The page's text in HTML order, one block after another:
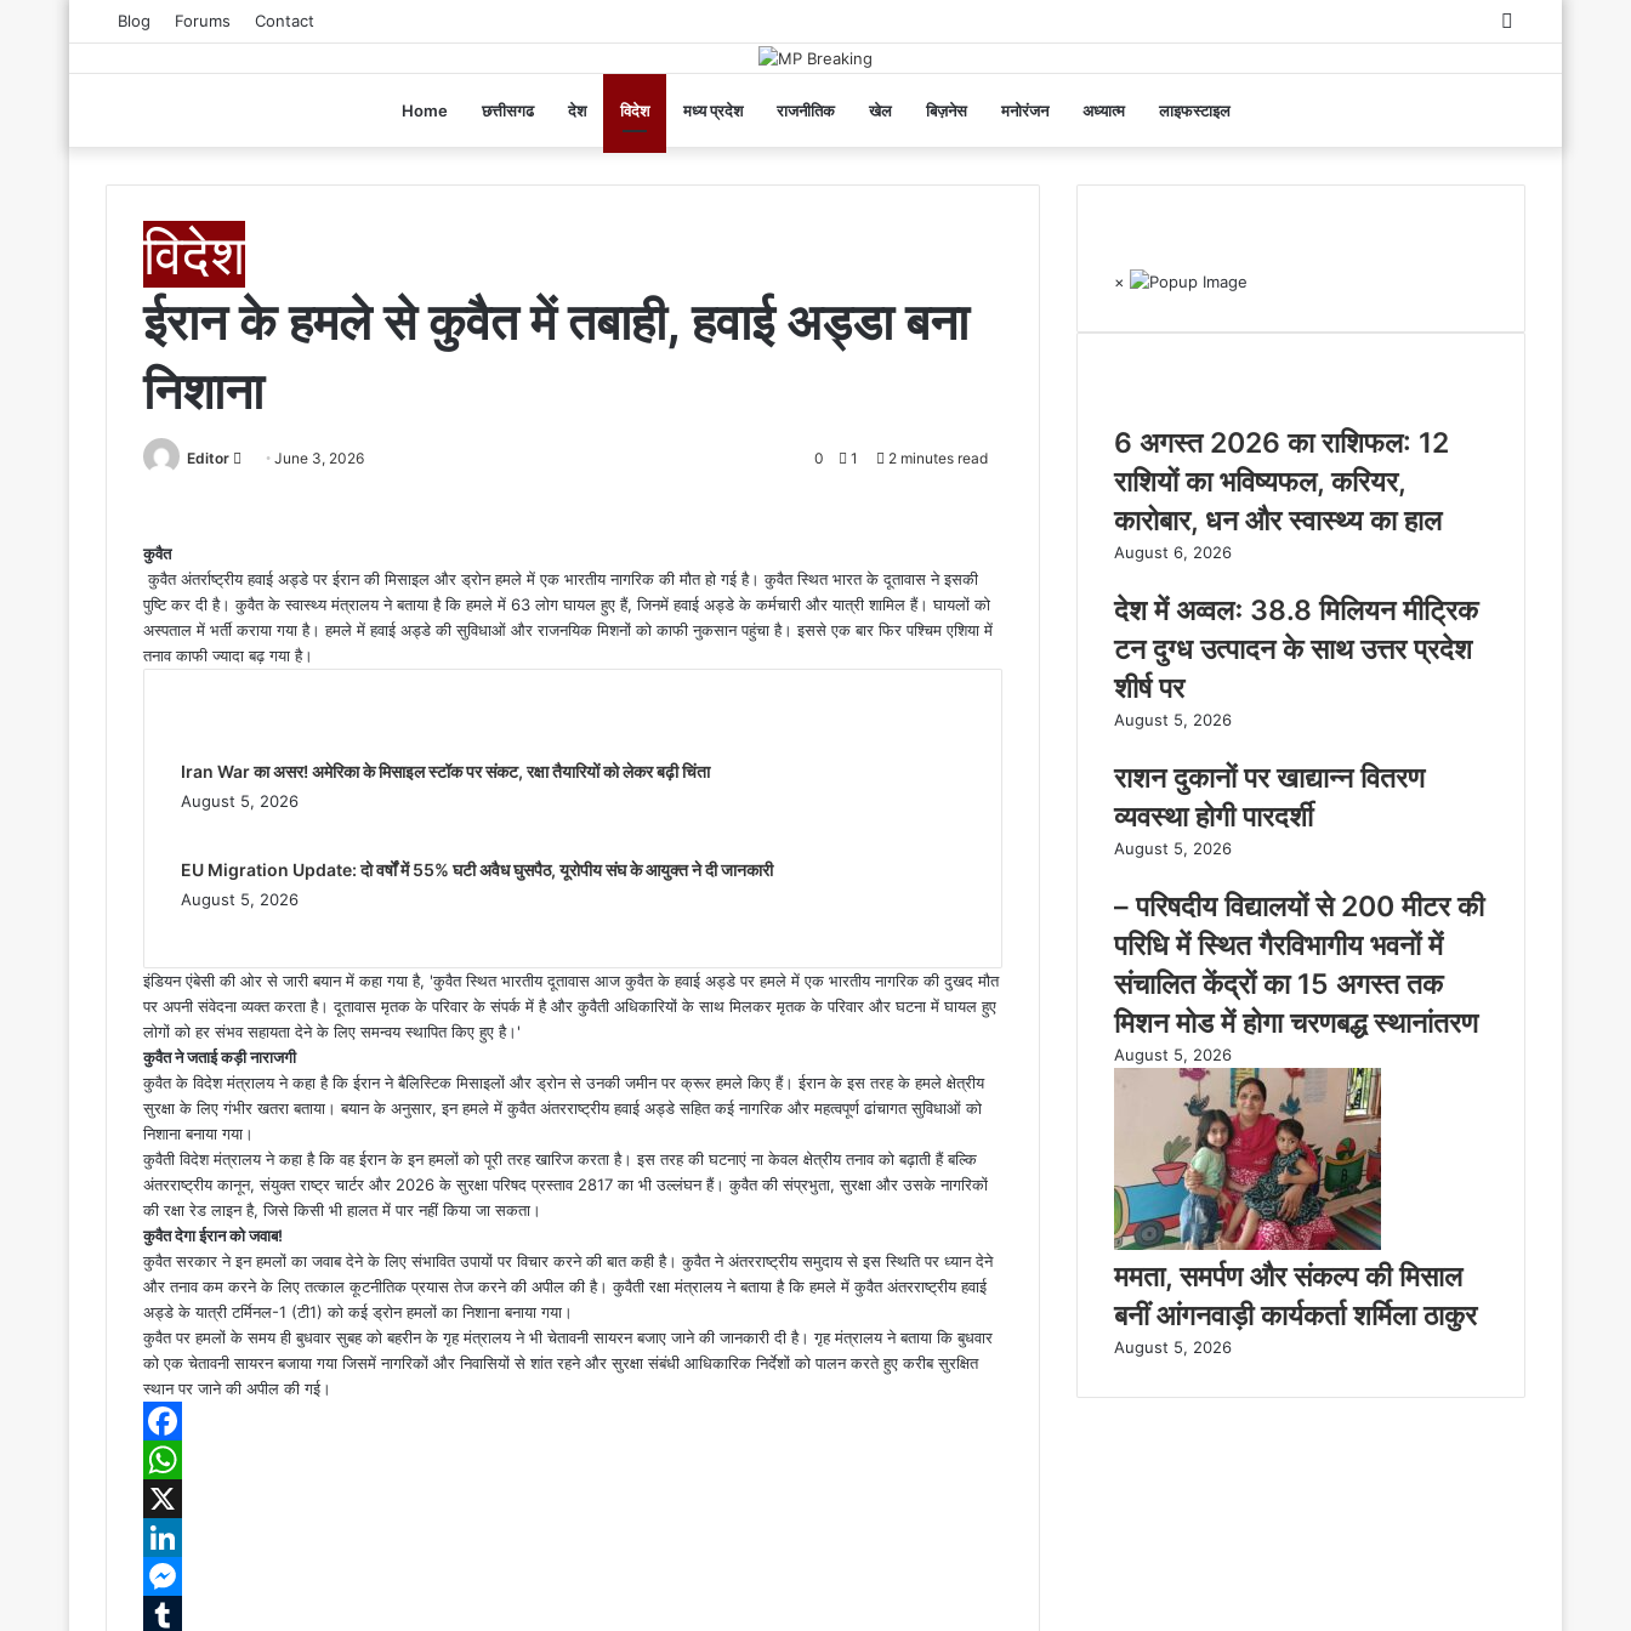
Blog Forums Contact
Home छत्तीसगढ देश विदेश मध्य प्रदेश राजनीतिक खेल बिज़नेस मनोरंजन अध्यात्म लाइफस्टाइल
विदेश
ईरान के हमले से कुवैत में तबाही, हवाई अड्डा बना
निशाना
Editor
a
n
e
m
June 3, 2026 0 1 2 minutes read
कुवैत
कुवैत अंतर्राष्ट्रीय हवाई अड्डे पर ईरान की मिसाइल और ड्रोन हमले में एक भारतीय नागरिक की मौत हो गई है। कुवैत स्थित भारत के दूतावास ने इसकी
पुष्टि कर दी है। कुवैत के स्वास्थ्य मंत्रालय ने बताया है कि हमले में 63 लोग घायल हुए हैं, जिनमें हवाई अड्डे के कर्मचारी और यात्री शामिल हैं। घायलों को
अस्पताल में भर्ती कराया गया है। हमले में हवाई अड्डे की सुविधाओं और राजनयिक मिशनों को काफी नुकसान पहुंचा है। इससे एक बार फिर पश्चिम एशिया में
तनाव काफी ज्यादा बढ़ गया है।
Iran War का असर! अमेरिका के मिसाइल स्टॉक पर संकट, रक्षा तैयारियों को लेकर बढ़ी चिंता
August 5, 2026
EU Migration Update: दो वर्षों में 55% घटी अवैध घुसपैठ, यूरोपीय संघ के आयुक्त ने दी जानकारी
August 5, 2026
इंडियन एंबेसी की ओर से जारी बयान में कहा गया है, 'कुवैत स्थित भारतीय दूतावास आज कुवैत के हवाई अड्डे पर हमले में एक भारतीय नागरिक की दुखद मौत
पर अपनी संवेदना व्यक्त करता है। दूतावास मृतक के परिवार के संपर्क में है और कुवैती अधिकारियों के साथ मिलकर मृतक के परिवार और घटना में घायल हुए
लोगों को हर संभव सहायता देने के लिए समन्वय स्थापित किए हुए है।'
कुवैत ने जताई कड़ी नाराजगी
कुवैत के विदेश मंत्रालय ने कहा है कि ईरान ने बैलिस्टिक मिसाइलों और ड्रोन से उनकी जमीन पर क्रूर हमले किए हैं। ईरान के इस तरह के हमले क्षेत्रीय
सुरक्षा के लिए गंभीर खतरा बताया। बयान के अनुसार, इन हमले में कुवैत अंतरराष्ट्रीय हवाई अड्डे सहित कई नागरिक और महत्वपूर्ण ढांचागत सुविधाओं को
निशाना बनाया गया।
कुवैती विदेश मंत्रालय ने कहा है कि वह ईरान के इन हमलों को पूरी तरह खारिज करता है। इस तरह की घटनाएं ना केवल क्षेत्रीय तनाव को बढ़ाती हैं बल्कि
अंतरराष्ट्रीय कानून, संयुक्त राष्ट्र चार्टर और 2026 के सुरक्षा परिषद प्रस्ताव 2817 का भी उल्लंघन हैं। कुवैत की संप्रभुता, सुरक्षा और उसके नागरिकों
की रक्षा रेड लाइन है, जिसे किसी भी हालत में पार नहीं किया जा सकता।
कुवैत देगा ईरान को जवाब!
कुवैत सरकार ने इन हमलों का जवाब देने के लिए संभावित उपायों पर विचार करने की बात कही है। कुवैत ने अंतरराष्ट्रीय समुदाय से इस स्थिति पर ध्यान देने
और तनाव कम करने के लिए तत्काल कूटनीतिक प्रयास तेज करने की अपील की है। कुवैती रक्षा मंत्रालय ने बताया है कि हमले में कुवैत अंतरराष्ट्रीय हवाई
अड्डे के यात्री टर्मिनल-1 (टी1) को कई ड्रोन हमलों का निशाना बनाया गया।
कुवैत पर हमलों के समय ही बुधवार सुबह को बहरीन के गृह मंत्रालय ने भी चेतावनी सायरन बजाए जाने की जानकारी दी है। गृह मंत्रालय ने बताया कि बुधवार
को एक चेतावनी सायरन बजाया गया जिसमें नागरिकों और निवासियों से शांत रहने और सुरक्षा संबंधी आधिकारिक निर्देशों को पालन करते हुए करीब सुरक्षित
स्थान पर जाने की अपील की गई।
F
c
e
W
h
a
X
L
M
×
6 अगस्त 2026 का राशिफल: 12
राशियों का भविष्यफल, करियर,
कारोबार, धन और स्वास्थ्य का हाल
August 6, 2026
देश में अव्वलः 38.8 मिलियन मीट्रिक
टन दुग्ध उत्पादन के साथ उत्तर प्रदेश
शीर्ष पर
August 5, 2026
राशन दुकानों पर खाद्यान्न वितरण
व्यवस्था होगी पारदर्शी
August 5, 2026
– परिषदीय विद्यालयों से 200 मीटर की
परिधि में स्थित गैरविभागीय भवनों में
संचालित केंद्रों का 15 अगस्त तक
मिशन मोड में होगा चरणबद्ध स्थानांतरण
August 5, 2026
ममता, समर्पण और संकल्प की मिसाल
बनीं आंगनवाड़ी कार्यकर्ता शर्मिला ठाकुर
August 5, 2026